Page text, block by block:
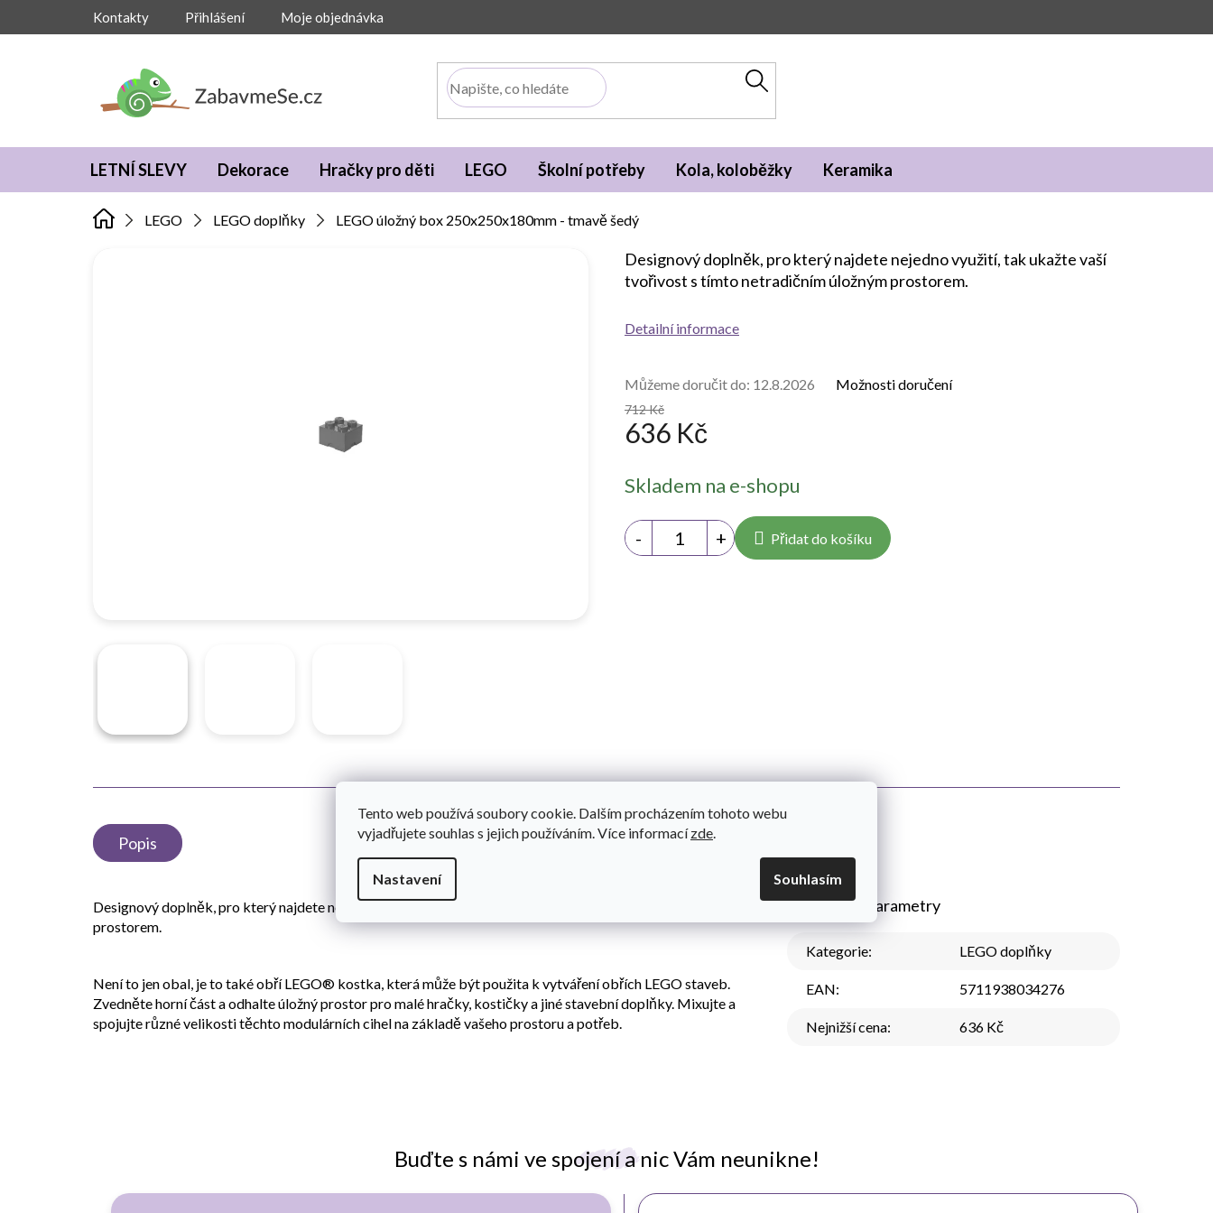
Tento web používá soubory cookie. Dalším procházením tohoto webu
vyjadřujete souhlas s jejich používáním. Více informacízde
Nastavení Souhlasím
Kontakty Přihlášení Moje objednávka
LETNÍ SLEVY Dekorace Hračky pro děti LEGO Školní potřeby Kola, koloběžky Keramika
LEGO LEGO doplňky LEGO úložný box 250x250x180mm - tmavě šedý
712 Kč
636 Kč
cena:
Skladem na e-shopu
Můžeme doručit do: 12.8.2026 Možnosti doručení
Přidat do košíku
Designový doplněk, pro který najdete nejedno využití, tak ukažte vaší
tvořivost s tímto netradičním úložným prostorem.
Detailní informace
Buďte s námi ve spojení a nic Vám neunikne!
Popis
Designový doplněk, pro který najdete nejedno využití, tak ukažte vaší tvořivost s tímto netradičním úložným
prostorem.
Není to jen obal, je to také obří LEGO® kostka, která může být použita k vytváření obřích LEGO staveb.
Zvedněte horní část a odhalte úložný prostor pro malé hračky, kostičky a jiné stavební doplňky. Mixujte a
spojujte různé velikosti těchto modulárních cihel na základě vašeho prostoru a potřeb.
Doplňkové parametry
Kategorie: LEGO doplňky
EAN: 5711938034276
Nejnižší cena: 636 Kč